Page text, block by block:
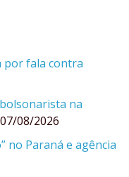
por fala contra
na
07/08/2026
no Paraná e agência